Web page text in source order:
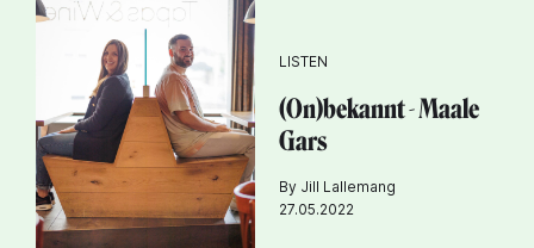
LISTEN
(On)bekannt - Maale
Gars
By Jill Lallemang
27.05.2022